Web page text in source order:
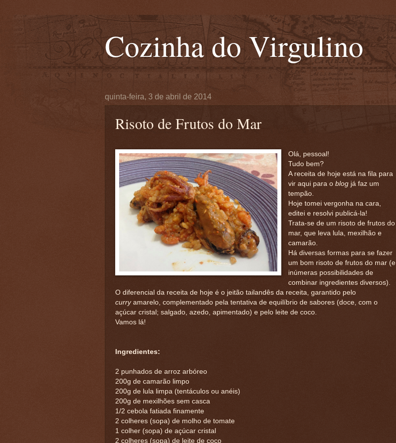
Cozinha do Virgulino
quinta-feira, 3 de abril de 2014
Risoto de Frutos do Mar
Olá, pessoal!
Tudo bem?
A receita de hoje está na fila para
vir aqui para o blogjá faz um
tempão.
Hoje tomei vergonha na cara,
editei e resolvi publicá-la!
Trata-se de um risoto de frutos do
mar, que leva lula, mexilhão e
camarão.
Há diversas formas para se fazer
um bom risoto de frutos do mar (e
inúmeras possibilidades de
combinar ingredientes diversos).
O diferencial da receita de hoje é o jeitão tailandês da receita, garantido pelo
curryamarelo, complementado pela tentativa de equilíbrio de sabores (doce, com o
açúcar cristal; salgado, azedo, apimentado) e pelo leite de coco.
Vamos lá!
Ingredientes:
2 punhados de arroz arbóreo
200g de camarão limpo
200g de lula limpa (tentáculos ou anéis)
200g de mexilhões sem casca
1/2 cebola fatiada finamente
2 colheres (sopa) de molho de tomate
1 colher (sopa) de açúcar cristal
2 colheres (sopa) de leite de coco